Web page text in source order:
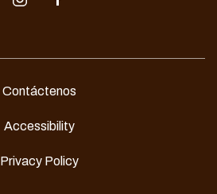
Contáctenos
Accessibility
Privacy Policy